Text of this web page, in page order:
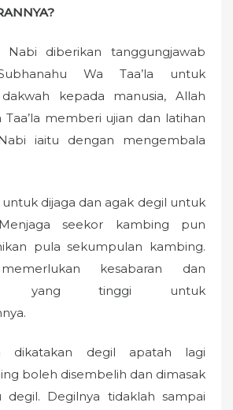
diberikan tanggungjawab
Wa Taa’la untuk
kepada manusia, Allah
Taa’la memberi ujian dan latihan
iaitu dengan mengembala
dijaga dan agak degil untuk
seekor kambing pun
pula sekumpulan kambing.
kesabaran dan
yang tinggi untuk
dikatakan degil apatah lagi
boleh disembelih dan dimasak
degil. Degilnya tidaklah sampai